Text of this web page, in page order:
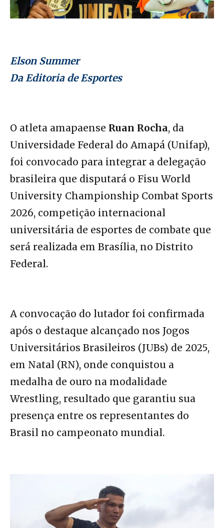
Elson Summer
Da Editoria de Esportes
O atleta amapaense Ruan Rocha, da
Universidade Federal do Amapá (Unifap),
foi convocado para integrar a delegação
brasileira que disputará o Fisu World
University Championship Combat Sports
2026, competição internacional
universitária de esportes de combate que
será realizada em Brasília, no Distrito
Federal.
A convocação do lutador foi confirmada
após o destaque alcançado nos Jogos
Universitários Brasileiros (JUBs) de 2025,
em Natal (RN), onde conquistou a
medalha de ouro na modalidade
Wrestling, resultado que garantiu sua
presença entre os representantes do
Brasil no campeonato mundial.